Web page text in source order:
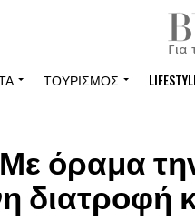
ΤΟΥΡΙΣΜΌΣ
όραμα
διατροφή